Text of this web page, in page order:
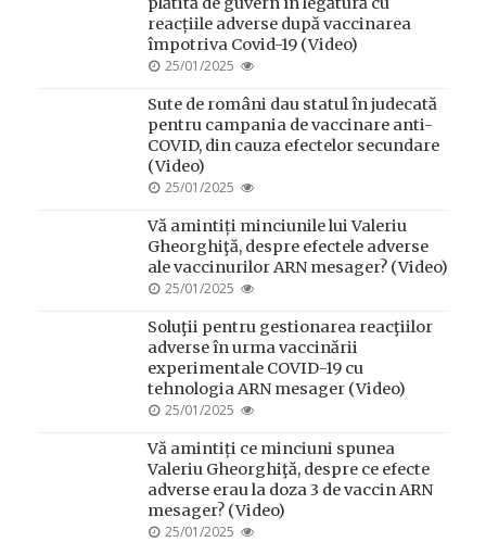
reacțiile adverse după vaccinarea
împotriva Covid-19 (Video)
POSTED
25/01/2025
Sute de români dau statul în judecată
pentru campania de vaccinare anti-
COVID, din cauza efectelor secundare
(Video)
POSTED
25/01/2025
Vă amintiți minciunile lui Valeriu
Gheorghiţă, despre efectele adverse
ale vaccinurilor ARN mesager? (Video)
POSTED
25/01/2025
Soluţii pentru gestionarea reacţiilor
adverse în urma vaccinării
experimentale COVID-19 cu
tehnologia ARN mesager (Video)
POSTED
25/01/2025
Vă amintiți ce minciuni spunea
Valeriu Gheorghiţă, despre ce efecte
adverse erau la doza 3 de vaccin ARN
mesager? (Video)
POSTED
25/01/2025